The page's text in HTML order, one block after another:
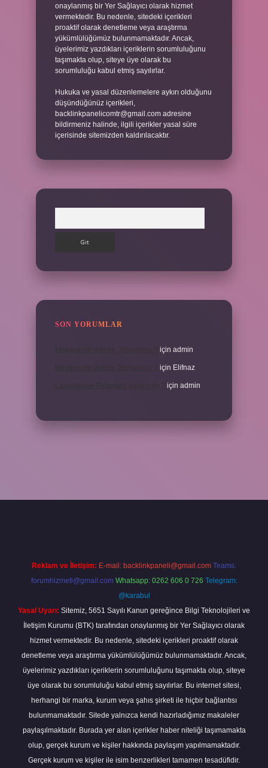
onaylanmış bir Yer Sağlayıcı olarak hizmet
vermektedir. Bu nedenle, sitedeki içerikleri
proaktif olarak denetleme veya araştırma
yükümlülüğümüz bulunmamaktadır. Ancak,
üyelerimiz yazdıkları içeriklerin sorumluluğunu
taşımakta olup, siteye üye olarak bu
sorumluluğu kabul etmiş sayılırlar.
Hukuka ve yasal düzenlemelere aykırı olduğunu
düşündüğünüz içerikleri,
backlinkpanelicomtr@gmail.com adresine
bildirmeniz halinde, ilgili içerikler yasal süre
içerisinde sitemizden kaldırılacaktır.
SON YORUMLAR
için admin
için Elifnaz
için admin
Reklam ve İletişim: E-mail: backlinkpaneli@gmail.com Teams:
forumhizmeti@gmail.com Whatsapp: 0262 606 0 726 Telegram:
@karabul
Yasal Uyarı: Sitemiz, 5651 Sayılı Kanun gereğince Bilgi Teknolojileri ve
İletişim Kurumu (BTK) tarafından onaylanmış bir Yer Sağlayıcı olarak
hizmet vermektedir. Bu nedenle, sitedeki içerikleri proaktif olarak
denetleme veya araştırma yükümlülüğümüz bulunmamaktadır. Ancak,
üyelerimiz yazdıkları içeriklerin sorumluluğunu taşımakta olup, siteye
üye olarak bu sorumluluğu kabul etmiş sayılırlar. Bu internet sitesi,
herhangi bir marka, kurum veya şahıs şirketi ile hiçbir bağlantısı
bulunmamaktadır. Sitede yalnızca kendi hazırladığımız makaleler
paylaşılmaktadır. Burada yer alan içerikler haber niteliği taşımamakta
olup, gerçek kurum ve kişiler hakkında paylaşım yapılmamaktadır.
Gerçek kurum ve kişiler ile isim benzerlikleri tamamen tesadüfidir.